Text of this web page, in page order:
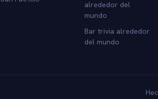
alrededor del
mundo
Bar trivia alrededor
del mundo